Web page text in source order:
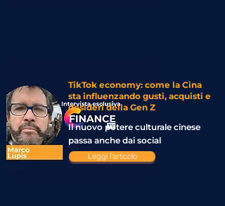
TikTok economy: come la Cina
sta influenzando gusti, acquisti e
desideri della Gen Z
Il nuovo potere culturale cinese
passa anche dai social
Leggi l'articolo